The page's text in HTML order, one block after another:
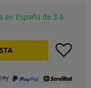
en España de 3-6